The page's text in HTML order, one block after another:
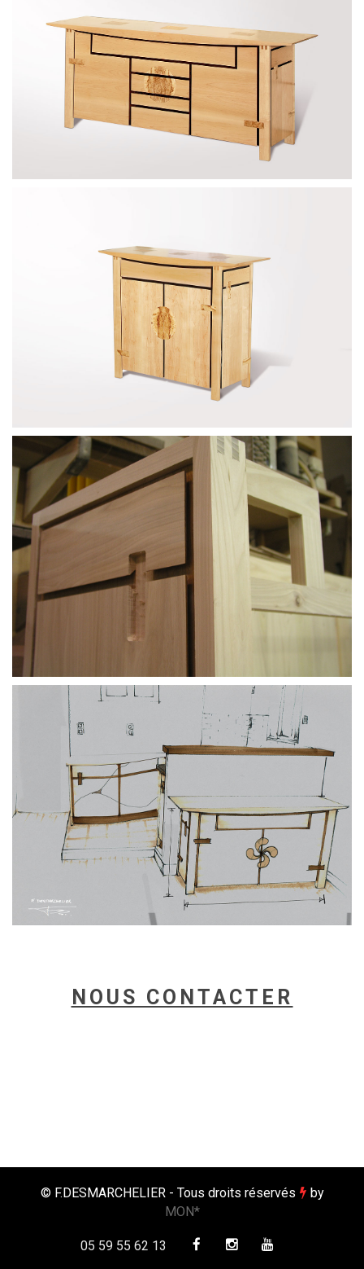
NOUS CONTACTER
© F.DESMARCHELIER - Tous droits réservés
by
MON*
05 59 55 62 13